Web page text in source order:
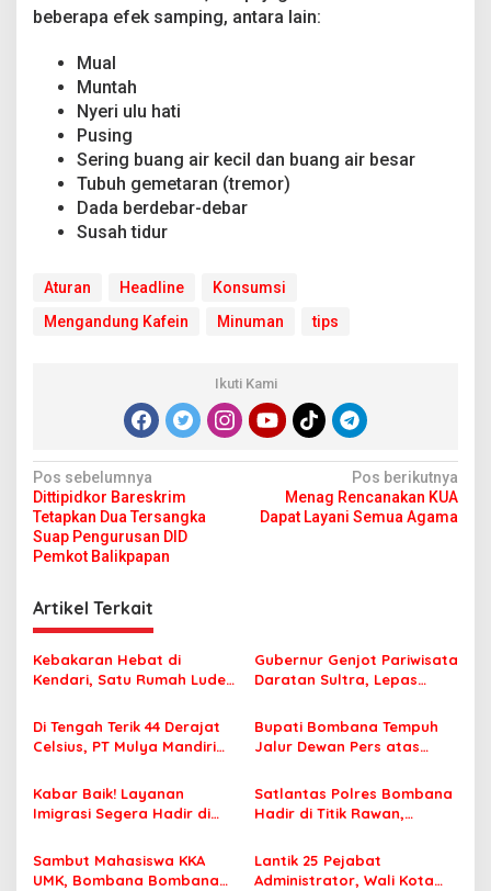
beberapa efek samping, antara lain:
Mual
Muntah
Nyeri ulu hati
Pusing
Sering buang air kecil dan buang air besar
Tubuh gemetaran (tremor)
Dada berdebar-debar
Susah tidur
Aturan Headline
Konsumsi
Mengandung Kafein
Minuman tips
Ikuti Kami
N
a
v
g
a
s
p
o
s
Pos sebelumnya
Dittipidkor Bareskrim
Tetapkan Dua Tersangka
Suap Pengurusan DID
Pemkot Balikpapan
Pos berikutnya
Menag Rencanakan KUA
Dapat Layani Semua Agama
Artikel Terkait
Kebakaran Hebat di
Kendari, Satu Rumah Ludes
Gubernur Genjot Pariwisata
Daratan Sultra, Lepas
Tiga Kabupaten Unggulan
Di Tengah Terik 44 Derajat
Celsius, PT Mulya Mandiri
Jamaah Tetap Sehat dan
Nyaman Beribadah
Bupati Bombana Tempuh
Jalur Dewan Pers atas
Korupsi Jembatan Cirauci II
Kabar Baik! Layanan
Imigrasi Segera Hadir di
Perlu Lagi ke Kendari
Satlantas Polres Bombana
Hadir di Titik Rawan,
Sekolah dengan Aman
Sambut Mahasiswa KKA
UMK, Bombana Bombana
Lantik 25 Pejabat
Administrator, Wali Kota